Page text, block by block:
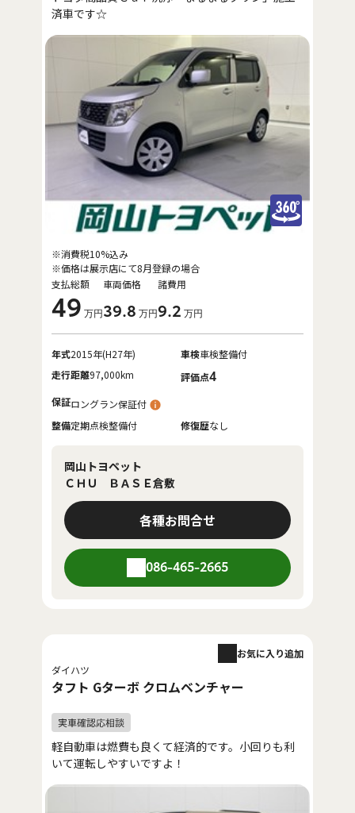
済車です☆
支払総額
49 万円
車両価格
39.8 万円
諸費用
9.2 万円
※消費税10%込み
※価格は展示店にて8月登録の場合
年式2015年(H27年) 車検車検整備付
走行距離97,000km 評価点4
保証ロングラン保証付
整備定期点検整備付 修復歴なし
岡山トヨペット
ＣＨＵ ＢＡＳＥ倉敷
各種お問合せ
086-465-2665
ダイハツ
タフト Gターボ クロムベンチャー
お気に入り追加
軽自動車は燃費も良くて経済的です。小回りも利
いて運転しやすいですよ！